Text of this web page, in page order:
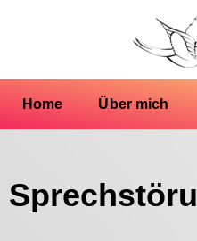
Home Über mich